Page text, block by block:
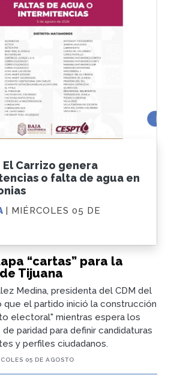
“cartas” para la
Tijuana
Medina, presidenta del CDM del
que el partido inició la construcción
electoral" mientras espera los
paridad para definir candidaturas
y perfiles ciudadanos.
05 DE AGOSTO
El Carrizo genera
o falta de agua en
| MIÉRCOLES 05 DE